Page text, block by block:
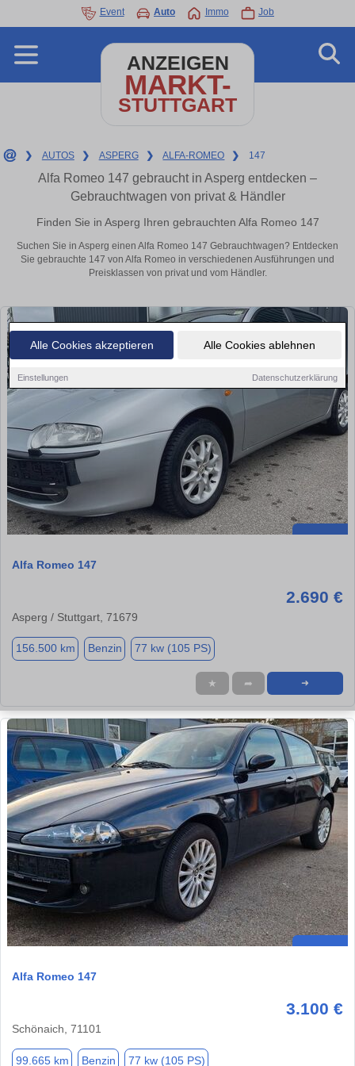
Alle Cookies akzeptieren Alle Cookies ablehnen
Einstellungen Datenschutzerklärung
Event Auto Immo Job
ANZEIGEN
MARKT-
STUTTGART
❯ AUTOS ❯ ASPERG ❯ ALFA-ROMEO ❯ 147
Alfa Romeo 147 gebraucht in Asperg entdecken –
Gebrauchtwagen von privat & Händler
Finden Sie in Asperg Ihren gebrauchten Alfa Romeo 147
Suchen Sie in Asperg einen Alfa Romeo 147 Gebrauchtwagen? Entdecken
Sie gebrauchte 147 von Alfa Romeo in verschiedenen Ausführungen und
Preisklassen von privat und vom Händler.
Alfa Romeo 147
2.690 €
Asperg / Stuttgart, 71679
156.500 km Benzin 77 kw (105 PS)
★ ➦ ➜
Alfa Romeo 147
3.100 €
Schönaich, 71101
99.665 km Benzin 77 kw (105 PS)